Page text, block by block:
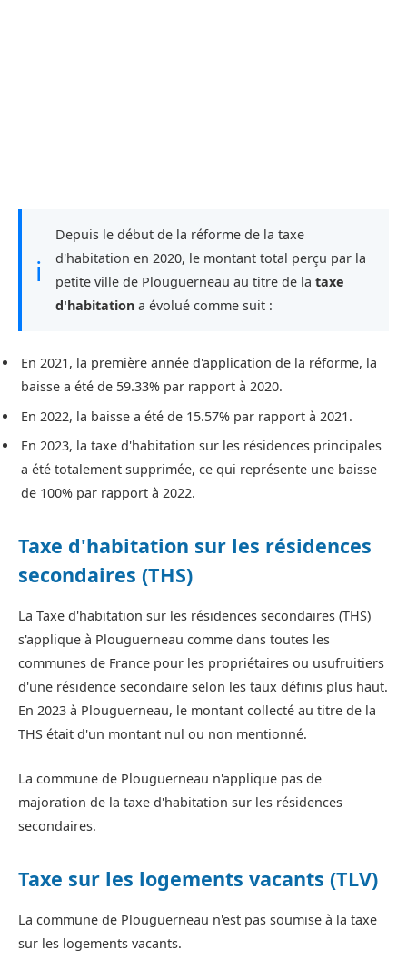
ℹ
Depuis le début de la réforme de la taxe
d'habitation en 2020, le montant total perçu par la
petite ville de Plouguerneau au titre de la taxe
d'habitation a évolué comme suit :
En 2021, la première année d'application de la réforme, la
baisse a été de 59.33% par rapport à 2020.
En 2022, la baisse a été de 15.57% par rapport à 2021.
En 2023, la taxe d'habitation sur les résidences principales
a été totalement supprimée, ce qui représente une baisse
de 100% par rapport à 2022.
Taxe d'habitation sur les résidences
secondaires (THS)
La Taxe d'habitation sur les résidences secondaires (THS)
s'applique à Plouguerneau comme dans toutes les
communes de France pour les propriétaires ou usufruitiers
d'une résidence secondaire selon les taux définis plus haut.
En 2023 à Plouguerneau, le montant collecté au titre de la
THS était d'un montant nul ou non mentionné.
La commune de Plouguerneau n'applique pas de
majoration de la taxe d'habitation sur les résidences
secondaires.
Taxe sur les logements vacants (TLV)
La commune de Plouguerneau n'est pas soumise à la taxe
sur les logements vacants.